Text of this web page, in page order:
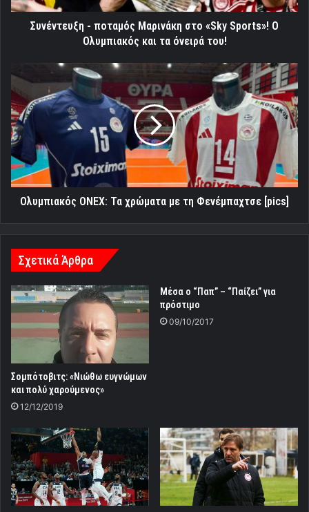
Ολυμπιακός
Συνέντευξη - ποταμός Μαρινάκη στο «Sky Sports»! Ο
Ολυμπιακός και τα όνειρά του!
Ολυμπιακός
ONEX:
Τα
χρώματα
με
τη
Φενέμπαχτσε
[pics]
Ολυμπιακός ONEX: Τα χρώματα με τη Φενέμπαχτσε [pics]
Σχετικά Άρθρα
Σομπότοβιτς: «Νιώθω ευγνώμων
και πολύ χαρούμενος»
12/12/2019
Μέσα ο “Παπ” – “Παίζει” για
πρόστιμο
09/10/2017